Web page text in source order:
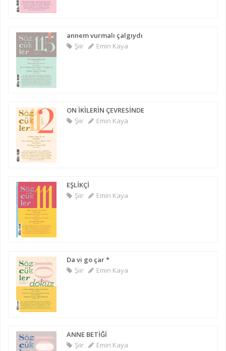
annem vurmalı çalgıydı
Şiir
Emin Kaya
ON İKİLERİN ÇEVRESİNDE
Şiir
Emin Kaya
EŞLİKÇİ
Şiir
Emin Kaya
Da vi go çar *
Şiir
Emin Kaya
ANNE BETİĞİ
Şiir
Emin Kaya